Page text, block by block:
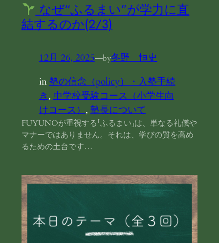
なぜ“ふるまい”が学力に直
結するのか(2/3)
12月 26, 2025—by冬野 恒史
in塾の信念（policy）・入塾手続
き, 中学校受験コース（小学生向
けコース） , 塾長について
FUYUNOが重視する「ふるまい」は、単なる礼儀や
マナーではありません。それは、学びの質を高め
るための土台です…